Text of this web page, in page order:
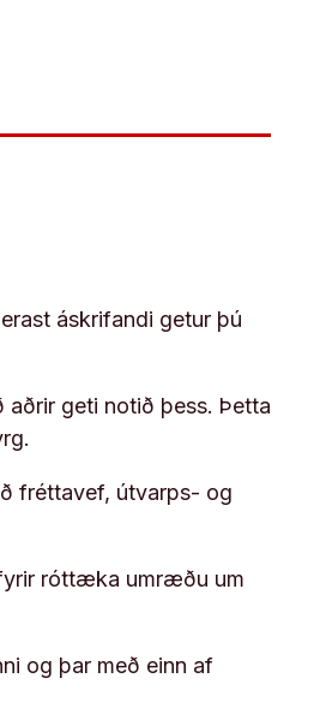
áskrifandi getur þú
aðrir geti notið þess. Þetta
fréttavef, útvarps- og
róttæka umræðu um
og þar með einn af